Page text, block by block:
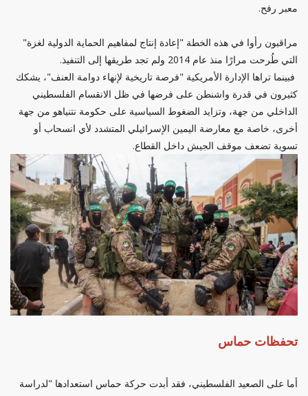
معبر رفح.
مراقبون رأوا في هذه الخطة "إعادة إنتاج لمفاهيم الحماية الدولية لغزة"
التي طُرحت مرارًا منذ عام 2014 ولم تجد طريقها إلى التنفيذ.
فبينما تراها الإدارة الأمريكية "فرصة تاريخية لإنهاء دوامة العنف"، يشكك
كثيرون في قدرة واشنطن على فرضها في ظل الانقسام الفلسطيني
الداخلي من جهة، وتزايد الضغوط السياسية على حكومة نتنياهو من جهة
أخرى، خاصة مع معارضة اليمين الإسرائيلي المتشدد لأي انسحاب أو
تسوية تضعف موقف الجيش داخل القطاع.
تحفظات حماس
أما على الصعيد الفلسطيني، فقد أبدت حركة حماس استعدادها "لدراسة